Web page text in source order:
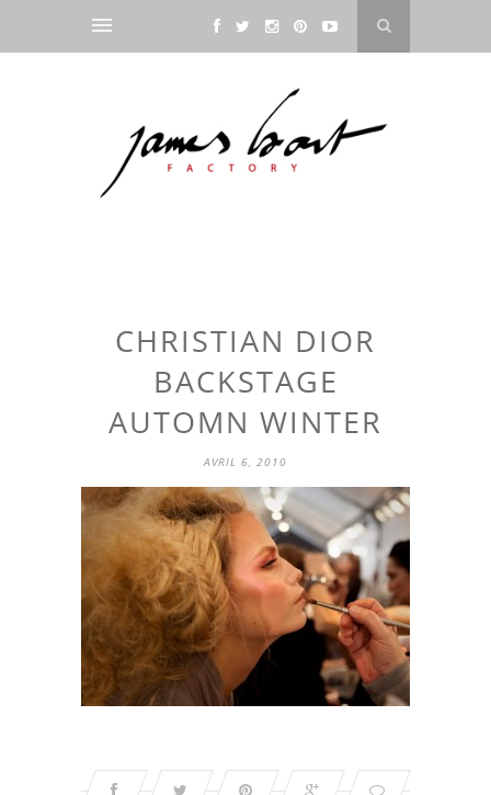
CHRISTIAN DIOR
BACKSTAGE
AUTOMN WINTER
AVRIL 6, 2010